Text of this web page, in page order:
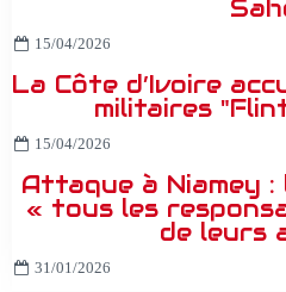
15/04/2026
La Côte d’Ivoire
militaires
15/04/2026
Attaque à Niamey :
« tous les
de leurs
31/01/2026